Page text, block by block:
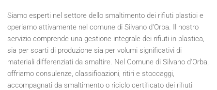
Siamo esperti nel settore dello smaltimento dei rifiuti plastici e
operiamo attivamente nel comune di Silvano d'Orba. Il nostro
servizio comprende una gestione integrale dei rifiuti in plastica,
sia per scarti di produzione sia per volumi significativi di
materiali differenziati da smaltire. Nel Comune di Silvano d'Orba,
offriamo consulenze, classificazioni, ritiri e stoccaggi,
accompagnati da smaltimento o riciclo certificato dei rifiuti